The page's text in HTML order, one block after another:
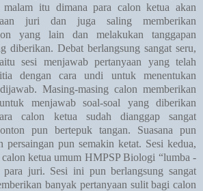
itu dimana para calon ketua akan
juri dan juga saling memberikan
yang lain dan melakukan tanggapan
diberikan. Debat berlangsung sangat seru,
sesi menjawab pertanyaan yang telah
dengan cara undi untuk menentukan
Masing-masing calon memberikan
menjawab soal-soal yang diberikan
calon ketua sudah dianggap sangat
pun bertepuk tangan. Suasana pun
persaingan pun semakin ketat. Sesi kedua,
ketua umum HMPSP Biologi “lumba -
para juri. Sesi ini pun berlangsung sangat
banyak pertanyaan sulit bagi calon